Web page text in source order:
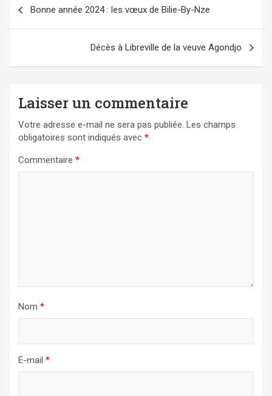
de
Bonne année 2024 : les vœux de Bilie-By-Nze
Décès à Libreville de la veuve Agondjo
Laisser un commentaire
Votre adresse e-mail ne sera pas publiée. Les champs
obligatoires sont indiqués avec *
Commentaire *
Nom *
E-mail *